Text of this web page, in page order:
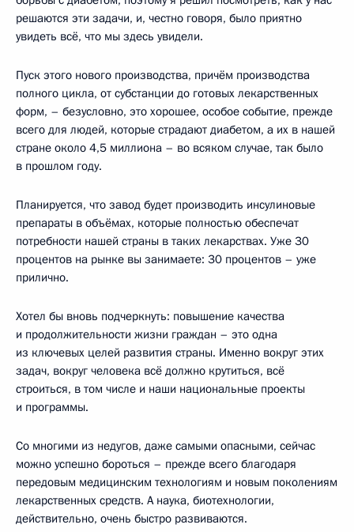
решаются эти задачи, и, честно говоря, было приятно
увидеть всё, что мы здесь увидели.
Пуск этого нового производства, причём производства
полного цикла, от субстанции до готовых лекарственных
форм, – безусловно, это хорошее, особое событие, прежде
всего для людей, которые страдают диабетом, а их в нашей
стране около 4,5 миллиона – во всяком случае, так было
в прошлом году.
Планируется, что завод будет производить инсулиновые
препараты в объёмах, которые полностью обеспечат
потребности нашей страны в таких лекарствах. Уже 30
процентов на рынке вы занимаете: 30 процентов – уже
прилично.
Хотел бы вновь подчеркнуть: повышение качества
и продолжительности жизни граждан – это одна
из ключевых целей развития страны. Именно вокруг этих
задач, вокруг человека всё должно крутиться, всё
строиться, в том числе и наши национальные проекты
и программы.
Со многими из недугов, даже самыми опасными, сейчас
можно успешно бороться – прежде всего благодаря
передовым медицинским технологиям и новым поколениям
лекарственных средств. А наука, биотехнологии,
действительно, очень быстро развиваются.